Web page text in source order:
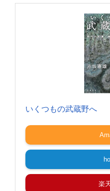
いくつもの武蔵野へ
楽